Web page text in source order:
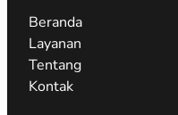
Beranda
Layanan
Tentang
Kontak